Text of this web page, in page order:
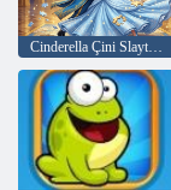
Cinderella Çini Slayt Yarışması